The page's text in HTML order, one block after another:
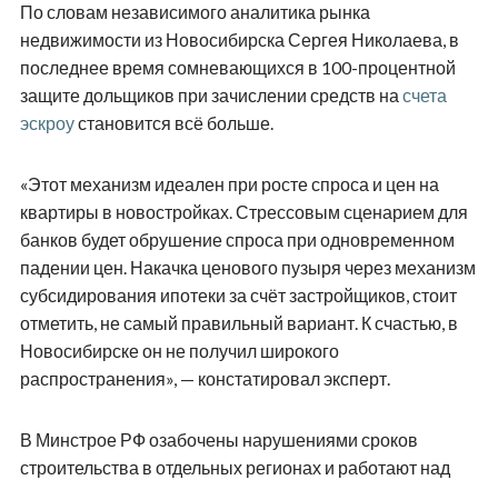
По словам независимого аналитика рынка
недвижимости из Новосибирска Сергея Николаева, в
последнее время сомневающихся в 100-процентной
защите дольщиков при зачислении средств на счета
эскроустановится всё больше.
«Этот механизм идеален при росте спроса и цен на
квартиры в новостройках. Стрессовым сценарием для
банков будет обрушение спроса при одновременном
падении цен. Накачка ценового пузыря через механизм
субсидирования ипотеки за счёт застройщиков, стоит
отметить, не самый правильный вариант. К счастью, в
Новосибирске он не получил широкого
распространения», — констатировал эксперт.
В Минстрое РФ озабочены нарушениями сроков
строительства в отдельных регионах и работают над